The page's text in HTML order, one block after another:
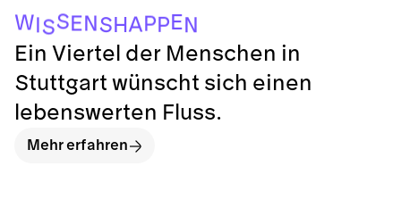
WIS
SENSHAPPEN
Ein Viertel der Menschen in
Stuttgart wünscht sich einen
lebenswerten Fluss.
Mehr erfahren